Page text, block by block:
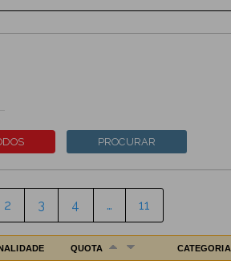
2 3 4 … 11
QUOTA CATEGORIA